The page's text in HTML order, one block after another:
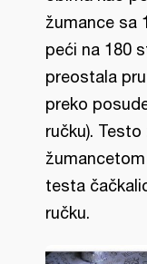
žumance sa
peći na 180
preostala
preko
ručku).
testa
ručku.